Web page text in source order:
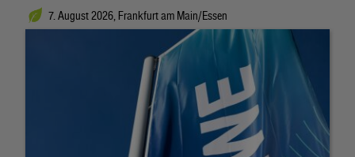
7. August 2026, Frankfurt am Main/Essen